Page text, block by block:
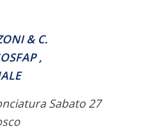
& C.
,
Sabato 27